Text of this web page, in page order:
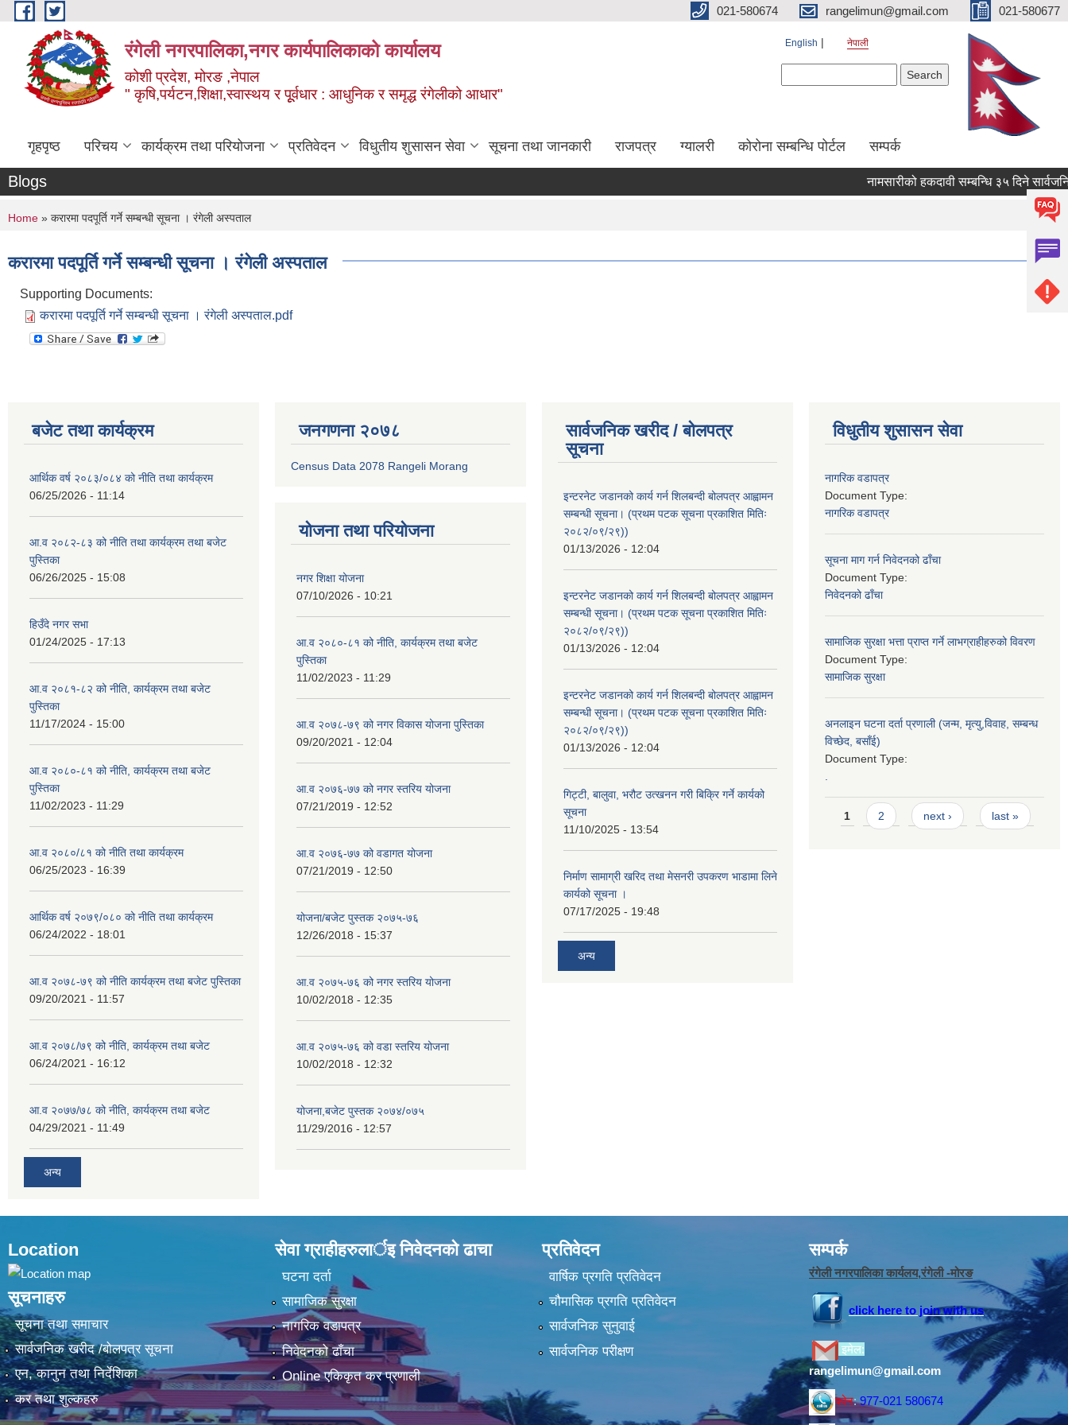
Skip to main content 021-580674 rangelimun@gmail.com 021-580677
रंगेली नगरपालिका,नगर कार्यपालिकाको कार्यालय
कोशी प्रदेश, मोरङ ,नेपाल
" कृषि,पर्यटन,शिक्षा,स्वास्थय र पूूर्वधार : आधुनिक र समृद्ध रंगेलीको आधार"
English नेपाली
गृहपृष्ठ परिचय कार्यक्रम तथा परियोजना प्रतिवेदन विधुतीय शुसासन सेवा सूचना तथा जानकारी राजपत्र ग्यालरी कोरोना सम्बन्धि पोर्टल सम्पर्क
Blogs नामसारीको हकदावी सम्बन्धि ३५ दिने सार्वजनिक
You are here
Home » करारमा पदपूर्ति गर्ने सम्बन्धी सूचना । रंगेली अस्पताल
करारमा पदपूर्ति गर्ने सम्बन्धी सूचना । रंगेली अस्पताल
Supporting Documents:
करारमा पदपूर्ति गर्ने सम्बन्धी सूचना । रंगेली अस्पताल.pdf
बजेट तथा कार्यक्रम
आर्थिक वर्ष २०८३/०८४ को नीति तथा कार्यक्रम
06/25/2026 - 11:14
आ.व २०८२-८३ को नीति तथा कार्यक्रम तथा बजेट
पुस्तिका
06/26/2025 - 15:08
हिउँदे नगर सभा
01/24/2025 - 17:13
आ.व २०८१-८२ को नीति, कार्यक्रम तथा बजेट
पुस्तिका
11/17/2024 - 15:00
आ.व २०८०-८१ को नीति, कार्यक्रम तथा बजेट
पुस्तिका
11/02/2023 - 11:29
आ.व २०८०/८१ को नीति तथा कार्यक्रम
06/25/2023 - 16:39
आर्थिक वर्ष २०७९/०८० को नीति तथा कार्यक्रम
06/24/2022 - 18:01
आ.व २०७८-७९ को नीति कार्यक्रम तथा बजेट पुस्तिका
09/20/2021 - 11:57
आ.व २०७८/७९ को नीति, कार्यक्रम तथा बजेट
06/24/2021 - 16:12
आ.व २०७७/७८ को नीति, कार्यक्रम तथा बजेट
04/29/2021 - 11:49
अन्य
जनगणना २०७८
Census Data 2078 Rangeli Morang
योजना तथा परियोजना
नगर शिक्षा योजना
07/10/2026 - 10:21
आ.व २०८०-८१ को नीति, कार्यक्रम तथा बजेट
पुस्तिका
11/02/2023 - 11:29
आ.व २०७८-७९ को नगर विकास योजना पुस्तिका
09/20/2021 - 12:04
आ.व २०७६-७७ को नगर स्तरिय योजना
07/21/2019 - 12:52
आ.व २०७६-७७ को वडागत योजना
07/21/2019 - 12:50
योजना/बजेट पुस्तक २०७५-७६
12/26/2018 - 15:37
आ.व २०७५-७६ को नगर स्तरिय योजना
10/02/2018 - 12:35
आ.व २०७५-७६ को वडा स्तरिय योजना
10/02/2018 - 12:32
योजना,बजेट पुस्तक २०७४/०७५
11/29/2016 - 12:57
सार्वजनिक खरीद / बोलपत्र
सूचना
इन्टरनेट जडानको कार्य गर्न शिलबन्दी बोलपत्र आह्वामन
सम्बन्धी सूचना। (प्रथम पटक सूचना प्रकाशित मितिः
२०८२/०९/२९))
01/13/2026 - 12:04
इन्टरनेट जडानको कार्य गर्न शिलबन्दी बोलपत्र आह्वामन
सम्बन्धी सूचना। (प्रथम पटक सूचना प्रकाशित मितिः
२०८२/०९/२९))
01/13/2026 - 12:04
इन्टरनेट जडानको कार्य गर्न शिलबन्दी बोलपत्र आह्वामन
सम्बन्धी सूचना। (प्रथम पटक सूचना प्रकाशित मितिः
२०८२/०९/२९))
01/13/2026 - 12:04
गिट्टी, बालुवा, भरौट उत्खनन गरी बिक्रि गर्ने कार्यको
सूचना
11/10/2025 - 13:54
निर्माण सामाग्री खरिद तथा मेसनरी उपकरण भाडामा लिने
कार्यको सूचना ।
07/17/2025 - 19:48
अन्य
विधुतीय शुसासन सेवा
नागरिक वडापत्र
Document Type:
नागरिक वडापत्र
सूचना माग गर्न निवेदनको ढाँचा
Document Type:
निवेदनको ढाँचा
सामाजिक सुरक्षा भत्ता प्राप्त गर्ने लाभग्राहीहरुको विवरण
Document Type:
सामाजिक सुरक्षा
अनलाइन घटना दर्ता प्रणाली (जन्म, मृत्यु,विवाह, सम्बन्ध
विच्छेद, बसाँई)
Document Type:
Pages
1 2 next › last »
Location
सूचनाहरु
सूचना तथा समाचार
सार्वजनिक खरीद /बोलपत्र सूचना
एन, कानुन तथा निर्देशिका
कर तथा शुल्कहरु
सेवा ग्राहीहरुलार्इ निवेदनकाे ढा‍चा
घटना दर्ता
सामाजिक सुरक्षा
नागरिक वडापत्र
निवेदनको ढाँचा
Online एकिकृत कर प्रणाली
प्रतिवेदन
वार्षिक प्रगति प्रतिवेदन
चौमासिक प्रगति प्रतिवेदन
सार्वजनिक सुनुवाई
सार्वजनिक परीक्षण
सम्पर्क
रंगेली नगरपालिका कार्यलय,रंगेली -मोरङ
click here to join with us
इमेल:
rangelimun@gmail.com
फोन:977-021 580674